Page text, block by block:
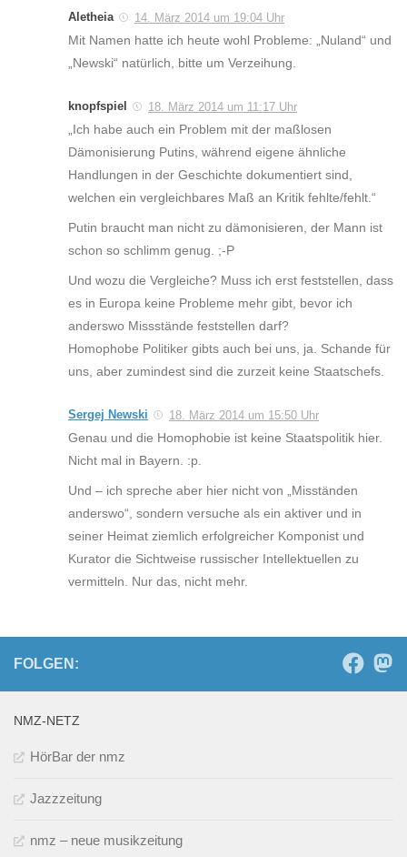
Aletheia 14. März 2014 um 19:04 Uhr
Mit Namen hatte ich heute wohl Probleme: „Nuland“ und
„Newski“ natürlich, bitte um Verzeihung.
knopfspiel 18. März 2014 um 11:17 Uhr
„Ich habe auch ein Problem mit der maßlosen
Dämonisierung Putins, während eigene ähnliche
Handlungen in der Geschichte dokumentiert sind,
welchen ein vergleichbares Maß an Kritik fehlte/fehlt.“
Putin braucht man nicht zu dämonisieren, der Mann ist
schon so schlimm genug. ;-P
Und wozu die Vergleiche? Muss ich erst feststellen, dass
es in Europa keine Probleme mehr gibt, bevor ich
anderswo Missstände feststellen darf?
Homophobe Politiker gibts auch bei uns, ja. Schande für
uns, aber zumindest sind die zurzeit keine Staatschefs.
Sergej Newski 18. März 2014 um 15:50 Uhr
Genau und die Homophobie ist keine Staatspolitik hier.
Nicht mal in Bayern. :p.
Und – ich spreche aber hier nicht von „Misständen
anderswo“, sondern versuche als ein aktiver und in
seiner Heimat ziemlich erfolgreicher Komponist und
Kurator die Sichtweise russischer Intellektuellen zu
vermitteln. Nur das, nicht mehr.
FOLGEN:
NMZ-NETZ
HörBar der nmz
Jazzzeitung
nmz – neue musikzeitung